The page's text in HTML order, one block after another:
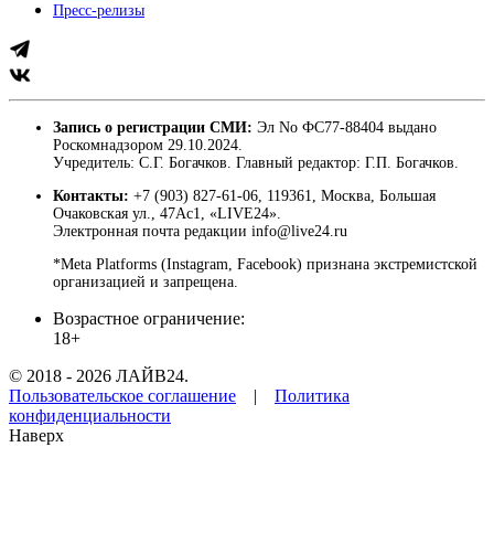
Пресс-релизы
Запись о регистрации СМИ: Эл No ФС77-88404 выдано
Роскомнадзором 29.10.2024.
Учредитель: С.Г. Богачков. Главный редактор: Г.П. Богачков.
Контакты: +7 (903) 827-61-06, 119361, Москва, Большая
Очаковская ул., 47Ас1, «LIVE24».
Электронная почта редакции info@live24.ru
*Meta Platforms (Instagram, Facebook) признана экстремистской
организацией и запрещена.
Возрастное ограничение:
18+
© 2018 - 2026 ЛАЙВ24.
Пользовательское соглашение | Политика
конфиденциальности
Наверх